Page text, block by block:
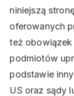
niniejszą
oferowanych
też obowiązek
podmiotów
podstawie
US oraz sądy